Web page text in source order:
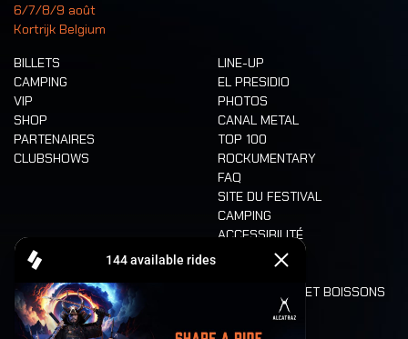
6/7/8/9 août
Kortrijk Belgium
BILLETS
CAMPING
VIP
SHOP
PARTENAIRES
CLUBSHOWS
LINE-UP
EL PRESIDIO
PHOTOS
CANAL METAL
TOP 100
ROCKUMENTARY
FAQ
SITE DU FESTIVAL
CAMPING
ACCESSIBILITÉ
CASHLESS
ALIMENTATION ET BOISSONS
LONE WOLVES